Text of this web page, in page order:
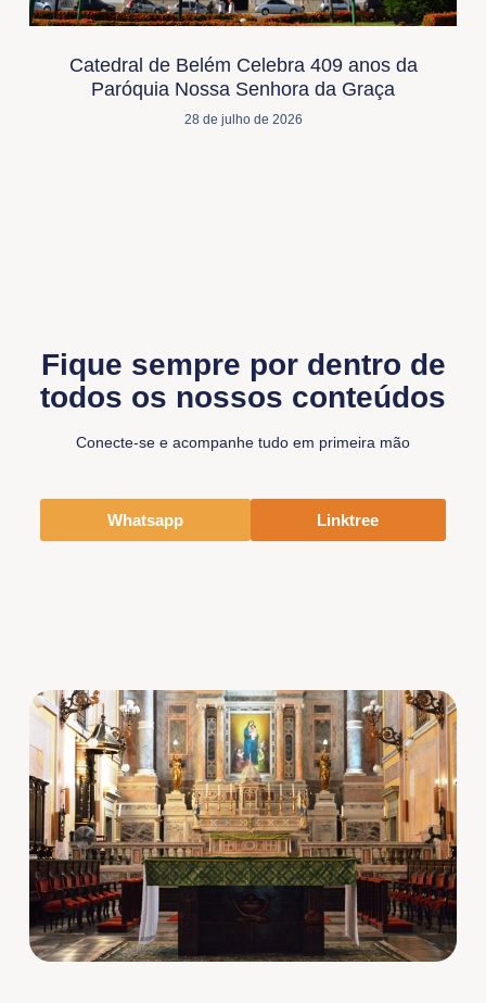
Catedral de Belém Celebra 409 anos da
Paróquia Nossa Senhora da Graça
28 de julho de 2026
Fique sempre por dentro de
todos os nossos conteúdos
Conecte-se e acompanhe tudo em primeira mão
Whatsapp Linktree